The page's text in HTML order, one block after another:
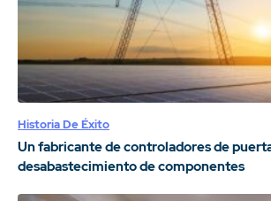
Historia De Éxito
Un fabricante de controladores de
desabastecimiento de componentes